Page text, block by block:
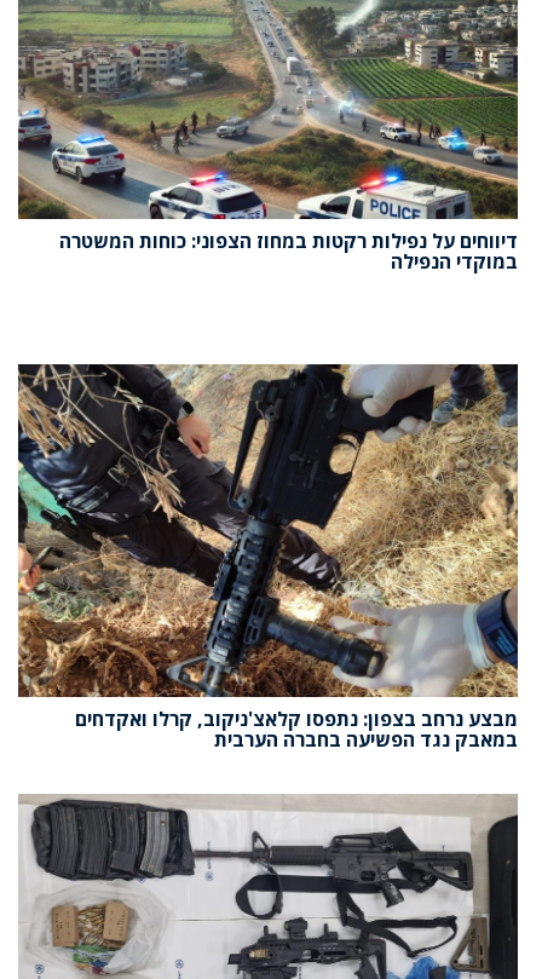
דיווחים על נפילות רקטות במחוז הצפוני: כוחות המשטרה
במוקדי הנפילה
מבצע נרחב בצפון: נתפסו קלאצ'ניקוב, קרלו ואקדחים
במאבק נגד הפשיעה בחברה הערבית